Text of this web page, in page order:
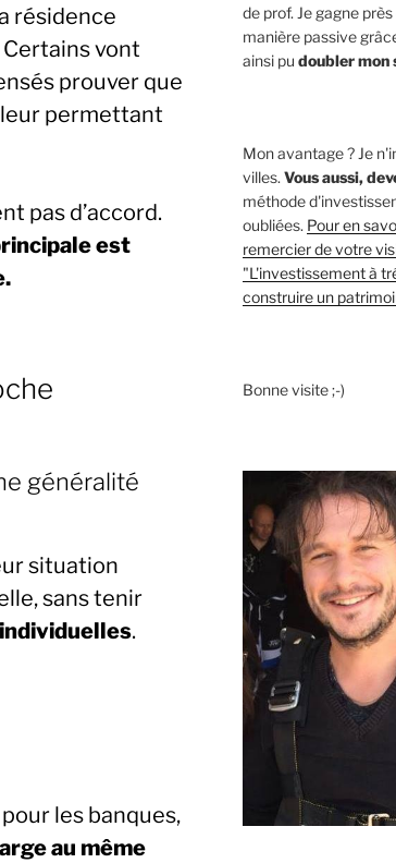
résidence
vont
prouver que
leur permettant
pas d’accord.
est
généralité
situation
sans tenir
.
les banques,
au même
de prof. Je gagne
manière passive
ainsi pu doubler mon
Mon avantage ? Je
villes. Vous aussi,
méthode
oubliées. Pour en
remercier de votre
"L'investissement à
construire un
Bonne visite ;-)